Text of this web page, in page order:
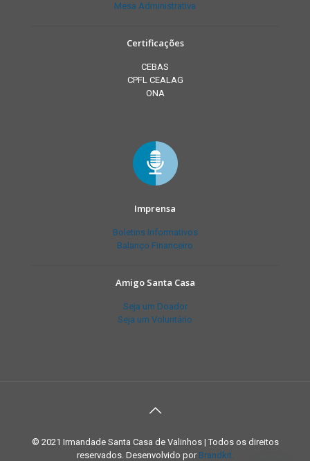
Mesa Administrativa
Certificações
CEBAS
CPFL CEALAG
ONA
Imprensa
Boletins Informativos
Balanço Financeiro
Amigo Santa Casa
Seja um Doador
Seja um Voluntário
© 2021 Irmandade Santa Casa de Valinhos | Todos os direitos
reservados. Desenvolvido por Brandkit.